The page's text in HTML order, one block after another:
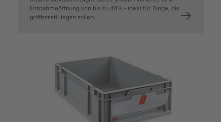
Entnahmeöffnung von bis zu 40% - ideal für Dinge, die
griffbereit liegen sollen.